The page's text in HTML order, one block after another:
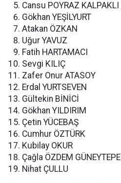
Cansu POYRAZ KALPAKLI
Gökhan YEŞİLYURT
Atakan ÖZKAN
Uğur YAVUZ
Fatih HARTAMACI
Sevgi KILIÇ
Zafer Onur ATASOY
Erdal YURTSEVEN
Gültekin BİNİCİ
Gökhan YILDIRIM
Çetin YÜCEBAŞ
Cumhur ÖZTÜRK
Kubilay OKUR
Çağla ÖZDEM GÜNEYTEPE
Nihat ÇULLU